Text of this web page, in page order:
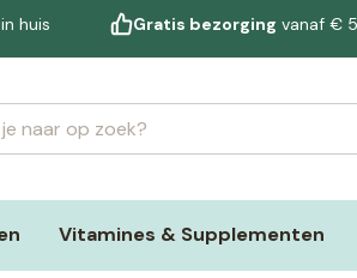
huis Gratis bezorging vanaf €
Vitamines & Supplementen